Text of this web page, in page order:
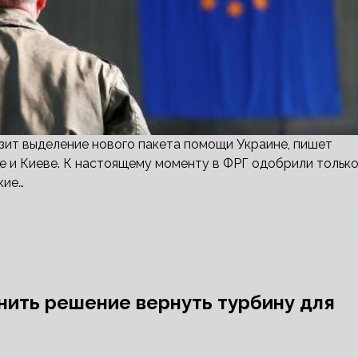
выделение нового пакета помощи Украине, пишет
и Киеве. К настоящему моменту в ФРГ одобрили только
решение вернуть турбину для